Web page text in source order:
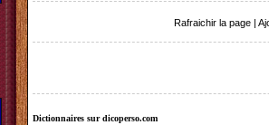
Rafraichir la page
Dictionnaires sur dicoperso.com